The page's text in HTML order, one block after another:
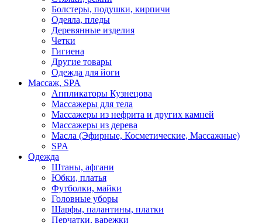
Болстеры, подушки, кирпичи
Одеяла, пледы
Деревянные изделия
Четки
Гигиена
Другие товары
Одежда для йоги
Массаж, SPA
Аппликаторы Кузнецова
Массажеры для тела
Массажеры из нефрита и других камней
Массажеры из дерева
Масла (Эфирные, Косметические, Массажные)
SPA
Одежда
Штаны, афгани
Юбки, платья
Футболки, майки
Головные уборы
Шарфы, палантины, платки
Перчатки, варежки